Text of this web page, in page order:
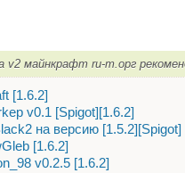
v2 майнкрафт ru-m.орг
[1.6.2]
v0.1 [Spigot][1.6.2]
на версию [1.5.2][Spigot]
[1.6.2]
v0.2.5 [1.6.2]